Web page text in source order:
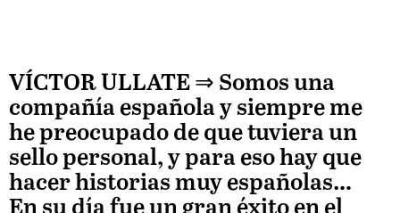
VÍCTOR ULLATE ⇒ Somos una
compañía española y siempre me
he preocupado de que tuviera un
sello personal, y para eso hay que
hacer historias muy españolas…